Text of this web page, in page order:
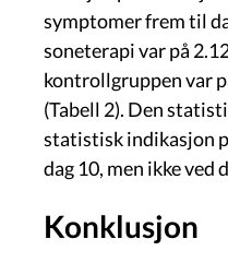
symptomer frem til
soneterapi var på
kontrollgruppen var
(Tabell 2). Den
statistisk indikasjon
dag 10, men ikke ved
Konklusjon